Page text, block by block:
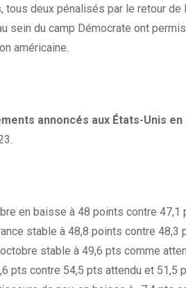
tous deux pénalisés par le retour
sein du camp Démocrate ont
américaine.
annoncés aux États-Unis
en baisse à 48 points contre
stable à 48,8 points contre
stable à 49,6 pts comme
pts contre 54,5 pts attendu et 51,5